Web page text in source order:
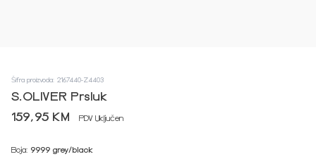
Šifra proizvoda: 2167440-Z4403
S.OLIVER Prsluk
159,95 KM
PDV Uključen
Boja: 9999 grey/black